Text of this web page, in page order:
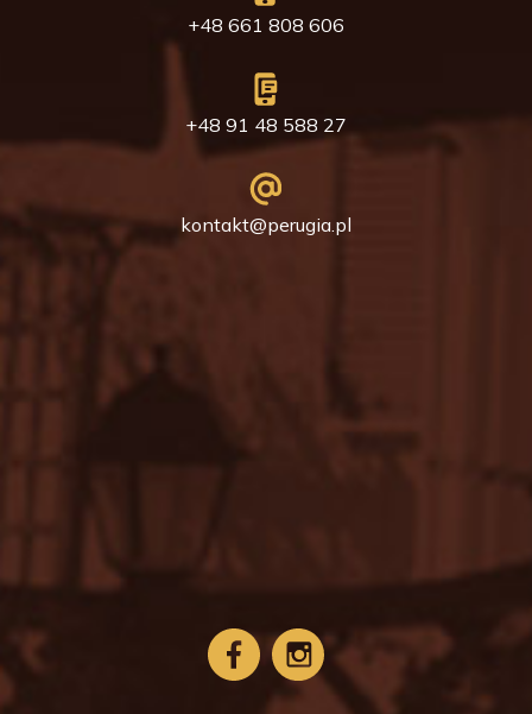
+48 661 808 606
+48 91 48 588 27
kontakt@perugia.pl